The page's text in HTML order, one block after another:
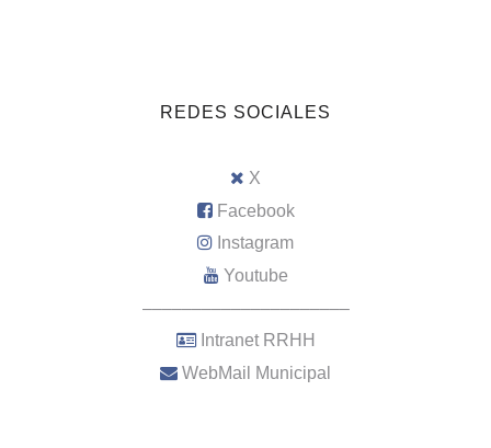
REDES SOCIALES
X
Facebook
Instagram
Youtube
–––––––––––––––––––––
Intranet RRHH
WebMail Municipal